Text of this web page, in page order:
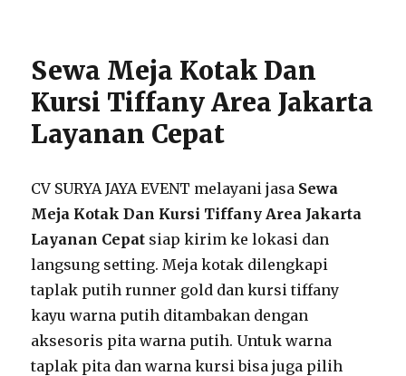
Sewa Meja Kotak Dan
Kursi Tiffany Area Jakarta
Layanan Cepat
CV SURYA JAYA EVENT melayani jasa Sewa
Meja Kotak Dan Kursi Tiffany Area Jakarta
Layanan Cepat siap kirim ke lokasi dan
langsung setting. Meja kotak dilengkapi
taplak putih runner gold dan kursi tiffany
kayu warna putih ditambakan dengan
aksesoris pita warna putih. Untuk warna
taplak pita dan warna kursi bisa juga pilih